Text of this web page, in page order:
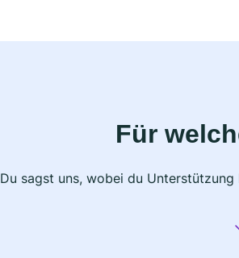
Für
Du sagst uns, wobei du